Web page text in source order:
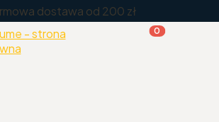
dostawa od 200 zł
Produkty w